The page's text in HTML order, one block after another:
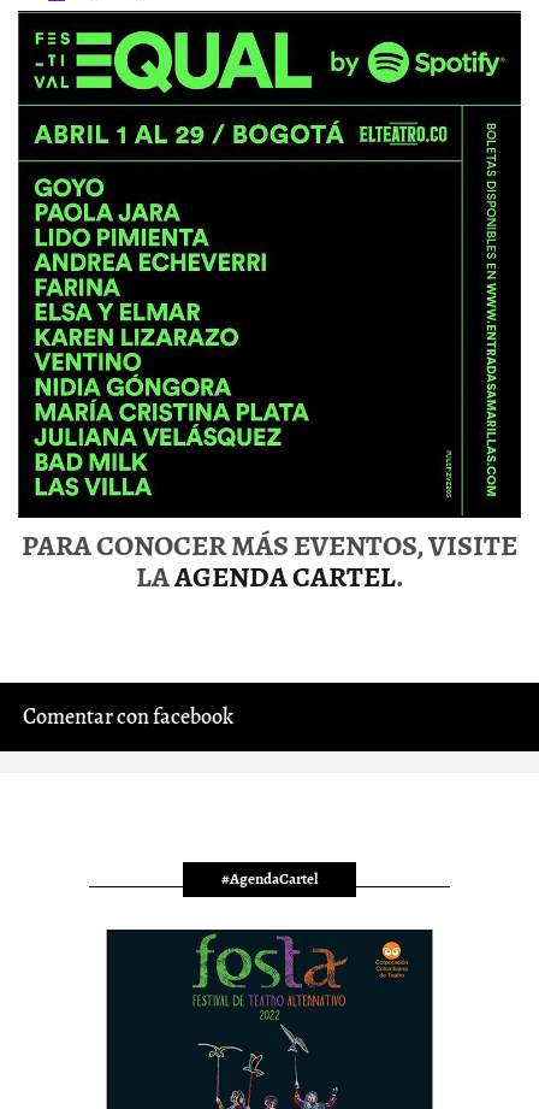
PARA CONOCER MÁS EVENTOS, VISITE
LAAGENDA CARTEL.
Comentar con facebook
#AgendaCartel